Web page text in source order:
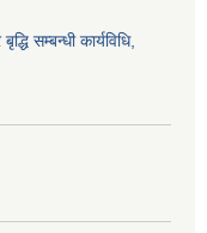
सम्बन्धी कार्यविधि,